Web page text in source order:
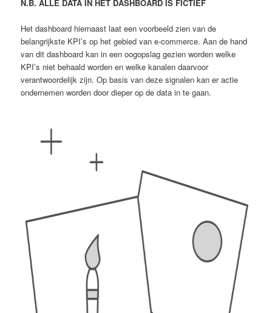
N.B. ALLE DATA IN HET DASHBOARD IS FICTIEF
Het dashboard hiernaast laat een voorbeeld zien van de
belangrijkste KPI’s op het gebied van e-commerce. Aan de hand
van dit dashboard kan in een oogopslag gezien worden welke
KPI’s niet behaald worden en welke kanalen daarvoor
verantwoordelijk zijn. Op basis van deze signalen kan er actie
ondernemen worden door dieper op de data in te gaan.